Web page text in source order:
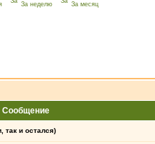
За неделю За месяц
Сообщение
так и остался)